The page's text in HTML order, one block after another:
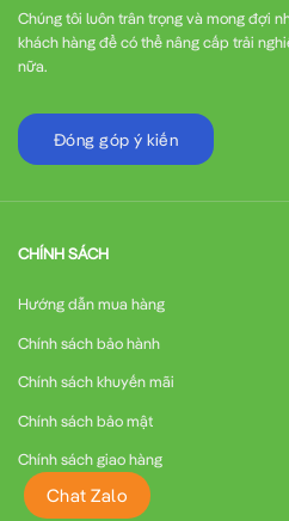
Chúng tôi luôn trân trọng và mong đợi
khách hàng để có thể nâng cấp trải
nữa.
Đóng góp ý kiến
CHÍNH SÁCH
Hướng dẫn mua hàng
Chính sách bảo hành
Chính sách khuyến mãi
Chính sách bảo mật
Chính sách giao hàng
Chat Zalo